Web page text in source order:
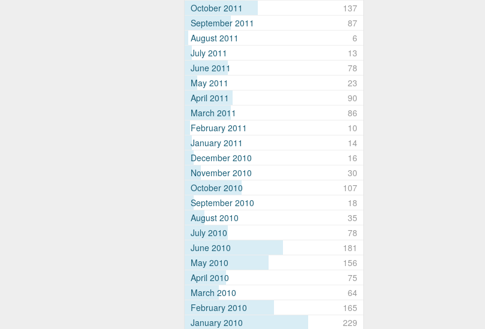
October 2011
137
September 2011
87
August 2011
6
July 2011
13
June 2011
78
May 2011
23
April 2011
90
March 2011
86
February 2011
10
January 2011
14
December 2010
16
November 2010
30
October 2010
107
September 2010
18
August 2010
35
July 2010
78
June 2010
181
May 2010
156
April 2010
75
March 2010
64
February 2010
165
January 2010
229